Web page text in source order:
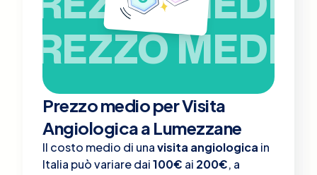
PREZZO MEDIO
Prezzo medio per Visita
Angiologica a Lumezzane
Il costo medio di unavisita angiologica in
Italia può variare dai100€ ai 200€, a